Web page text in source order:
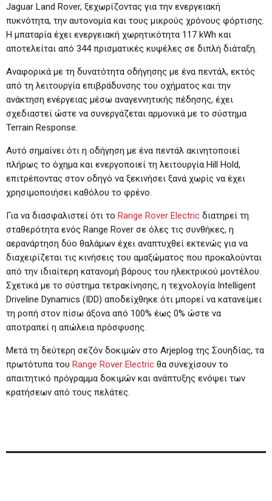
Jaguar Land Rover, ξεχωρίζοντας για την ενεργειακή
πυκνότητα, την αυτονομία και τους μικρούς χρόνους φόρτισης.
Η μπαταρία έχει ενεργειακή χωρητικότητα 117 kWh και
αποτελείται από 344 πρισματικές κυψέλες σε διπλή διάταξη.
Αναφορικά με τη δυνατότητα οδήγησης με ένα πεντάλ, εκτός
από τη λειτουργία επιβράδυνσης του οχήματος και την
ανάκτηση ενέργειας μέσω αναγεννητικής πέδησης, έχει
σχεδιαστεί ώστε να συνεργάζεται αρμονικά με το σύστημα
Terrain Response.
Αυτό σημαίνει ότι η οδήγηση με ένα πεντάλ ακινητοποιεί
πλήρως το όχημα και ενεργοποιεί τη λειτουργία Hill Hold,
επιτρέποντας στον οδηγό να ξεκινήσει ξανά χωρίς να έχει
χρησιμοποιήσει καθόλου το φρένο.
Για να διασφαλιστεί ότι το Range Rover Electric διατηρεί τη
σταθερότητα ενός Range Rover σε όλες τις συνθήκες, η
αερανάρτηση δύο θαλάμων έχει αναπτυχθεί εκτενώς για να
διαχειρίζεται τις κινήσεις του αμαξώματος που προκαλούνται
από την ιδιαίτερη κατανομή βάρους του ηλεκτρικού μοντέλου.
Σχετικά με το σύστημα τετρακίνησης, η τεχνολογία Intelligent
Driveline Dynamics (IDD) αποδείχθηκε ότι μπορεί να κατανείμει
τη ροπή στον πίσω άξονα από 100% έως 0% ώστε να
αποτραπεί η απώλεια πρόσφυσης.
Μετά τη δεύτερη σεζόν δοκιμών στο Arjeplog της Σουηδίας, τα
πρωτότυπα του Range Rover Electric θα συνεχίσουν το
απαιτητικό πρόγραμμα δοκιμών και ανάπτυξης ενόψει των
κρατήσεων από τους πελάτες.